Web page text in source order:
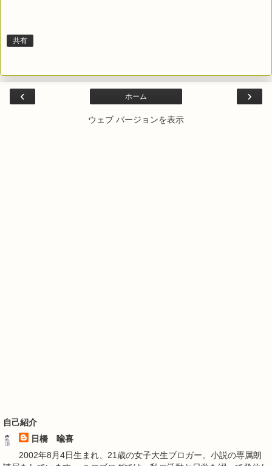
共有
‹ ›
ホーム
ウェブ バージョンを表示
自己紹介
日橋 喩喜
2002年8月4日生まれ、21歳の女子大生ブロガー。小説の専属朗